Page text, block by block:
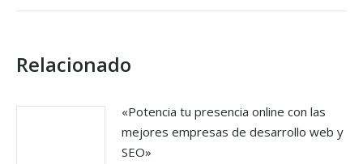
Relacionado
«Potencia tu presencia online con las
mejores empresas de desarrollo web y
SEO»